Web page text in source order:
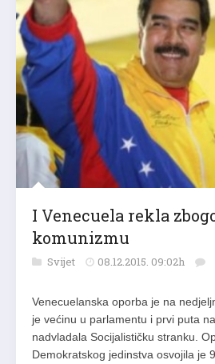
I Venecuela rekla
komunizmu
Svijet 08.12.2015. 09:02h
Venecuelanska oporba je na
je većinu u parlamentu i prvi puta
nadvladala Socijalističku stranku.
Demokratskog jedinstva osvojila je